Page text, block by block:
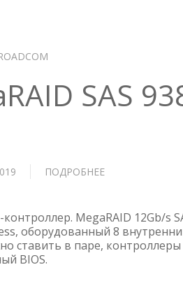
SAS
ПОДРОБНЕЕ
SAS
9380-
8I8E
контроллер. MegaRAID 12Gb/s
оборудованный 8
ставить в паре, контроллеры
BIOS.